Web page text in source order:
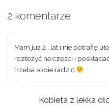
2 komentarze
Mam już 2.. lat i nie potrafię
rozłożyć na części i
trzeba sobie radzić
Kobieta z lekka